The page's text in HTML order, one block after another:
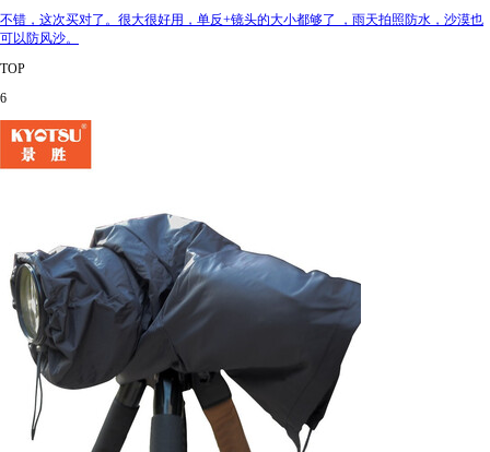
不错，这次买对了。很大很好用，单反+镜头的大小都够了 ，雨天拍照防水，沙漠也
可以防风沙。
TOP
6